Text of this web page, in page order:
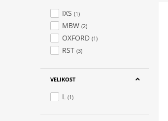
IXS (1)
MBW (2)
OXFORD (1)
RST (3)
VELIKOST
L (1)